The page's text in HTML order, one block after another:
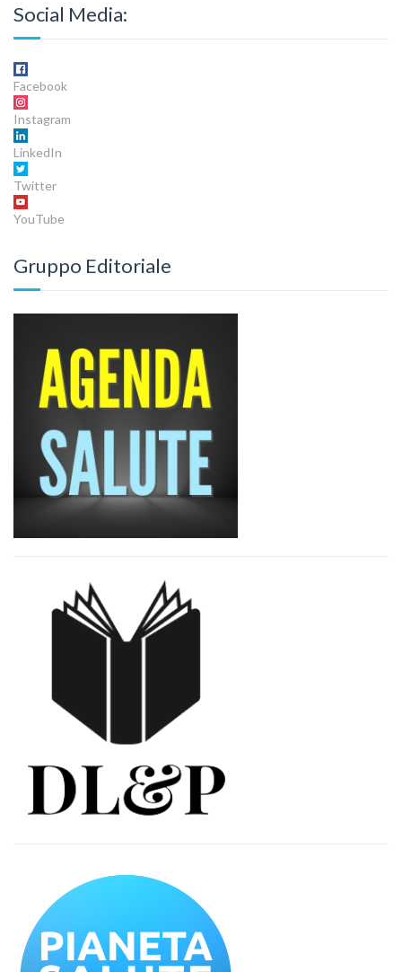
Social Media:
Facebook
Instagram
LinkedIn
Twitter
YouTube
Gruppo Editoriale